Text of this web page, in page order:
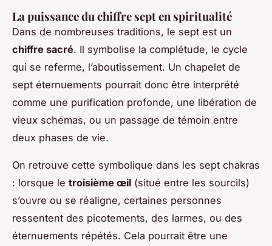
La puissance du chiffre sept en spiritualité
Dans de nombreuses traditions, le sept est un
chiffre sacré. Il symbolise la complétude, le cycle
qui se referme, l’aboutissement. Un chapelet de
sept éternuements pourrait donc être interprété
comme une purification profonde, une libération de
vieux schémas, ou un passage de témoin entre
deux phases de vie.
On retrouve cette symbolique dans les sept chakras
: lorsque le troisième œil (situé entre les sourcils)
s’ouvre ou se réaligne, certaines personnes
ressentent des picotements, des larmes, ou des
éternuements répétés. Cela pourrait être une